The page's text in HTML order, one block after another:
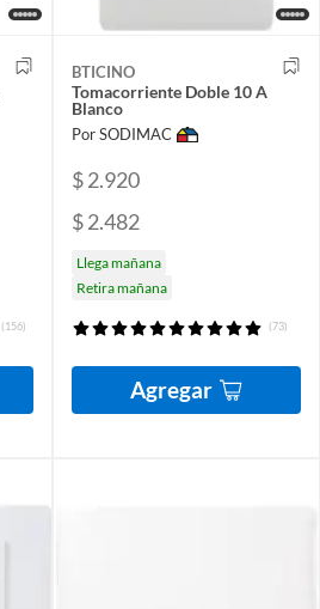
(156)
BTICINO
Tomacorriente Doble 10 A
Blanco
Por SODIMAC
$ 2.920
$ 2.482
Llega mañana
Retira mañana
(73)
Agregar